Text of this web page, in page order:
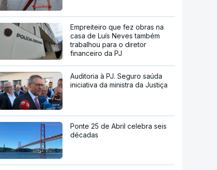
Empreiteiro que fez obras na
casa de Luís Neves também
trabalhou para o diretor
financeiro da PJ
Auditoria à PJ. Seguro saúda
iniciativa da ministra da Justiça
Ponte 25 de Abril celebra seis
décadas